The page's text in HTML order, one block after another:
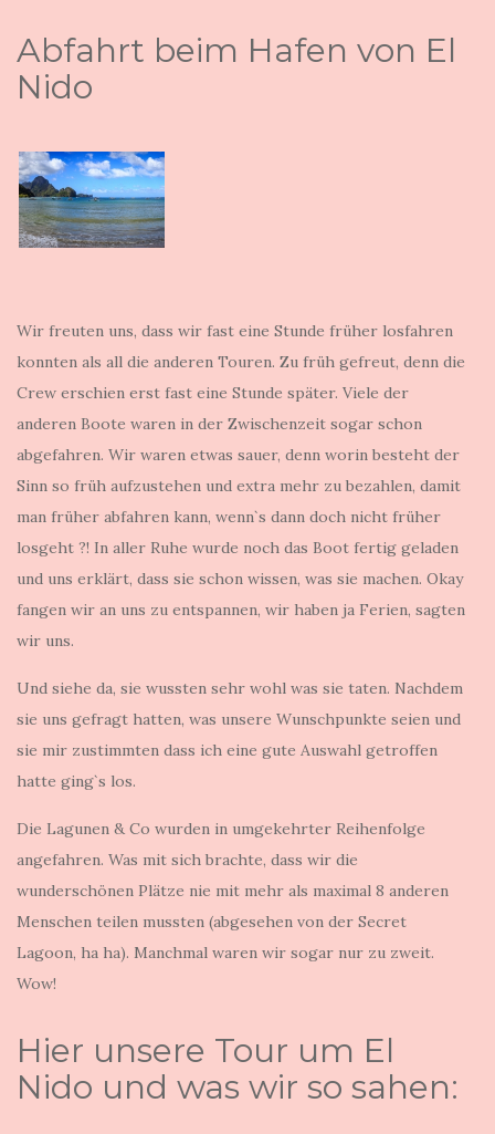
Abfahrt beim Hafen von El
Nido
Wir freuten uns, dass wir fast eine Stunde früher losfahren
konnten als all die anderen Touren. Zu früh gefreut, denn die
Crew erschien erst fast eine Stunde später. Viele der
anderen Boote waren in der Zwischenzeit sogar schon
abgefahren. Wir waren etwas sauer, denn worin besteht der
Sinn so früh aufzustehen und extra mehr zu bezahlen, damit
man früher abfahren kann, wenn`s dann doch nicht früher
losgeht ?! In aller Ruhe wurde noch das Boot fertig geladen
und uns erklärt, dass sie schon wissen, was sie machen. Okay
fangen wir an uns zu entspannen, wir haben ja Ferien, sagten
wir uns.
Und siehe da, sie wussten sehr wohl was sie taten. Nachdem
sie uns gefragt hatten, was unsere Wunschpunkte seien und
sie mir zustimmten dass ich eine gute Auswahl getroffen
hatte ging`s los.
Die Lagunen & Co wurden in umgekehrter Reihenfolge
angefahren. Was mit sich brachte, dass wir die
wunderschönen Plätze nie mit mehr als maximal 8 anderen
Menschen teilen mussten (abgesehen von der Secret
Lagoon, ha ha). Manchmal waren wir sogar nur zu zweit.
Wow!
Hier unsere Tour um El
Nido und was wir so sahen: